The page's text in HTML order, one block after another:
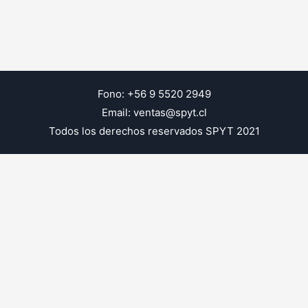
Fono: +56 9 5520 2949
Email: ventas@spyt.cl
Todos los derechos reservados SPYT 2021